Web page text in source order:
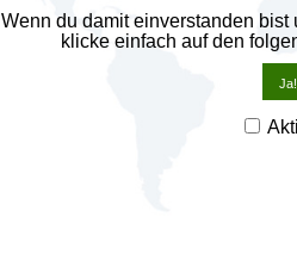
Wenn du damit einverstanden
klicke einfach auf den